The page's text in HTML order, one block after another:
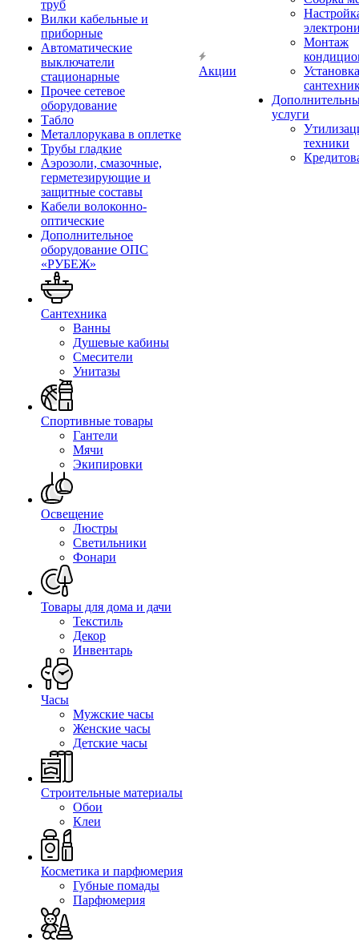
труб
Вилки кабельные и
приборные
Автоматические
выключатели
стационарные
Прочее сетевое
оборудование
Табло
Металлорукава в оплетке
Трубы гладкие
Аэрозоли, смазочные,
герметезирующие и
защитные составы
Кабели волоконно-
оптические
Дополнительное
оборудование ОПС
«РУБЕЖ»
Сантехника
Ванны
Душевые кабины
Смесители
Унитазы
Спортивные товары
Гантели
Мячи
Экипировки
Освещение
Люстры
Светильники
Фонари
Товары для дома и дачи
Текстиль
Декор
Инвентарь
Часы
Мужские часы
Женские часы
Детские часы
Строительные материалы
Обои
Клеи
Косметика и парфюмерия
Губные помады
Парфюмерия
Акции
Монтаж
Установка
услуги
техники